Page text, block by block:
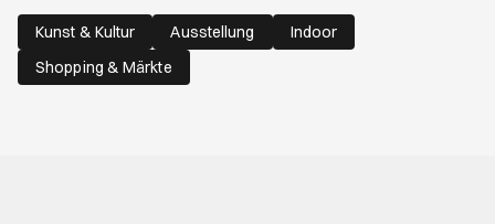
Kunst & Kultur Ausstellung
Indoor
Shopping & Märkte